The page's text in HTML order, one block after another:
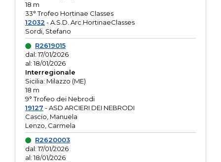
18 m
33° Trofeo Hortinae Classes
12032 - A.S.D. Arc.HortinaeClasses
Sordi, Stefano
R2619015
dal: 17/01/2026
al: 18/01/2026
Interregionale
Sicilia: Milazzo (ME)
18 m
9° Trofeo dei Nebrodi
19127 - ASD ARCIERI DEI NEBRODI
Cascio, Manuela
Lenzo, Carmela
R2620003
dal: 17/01/2026
al: 18/01/2026